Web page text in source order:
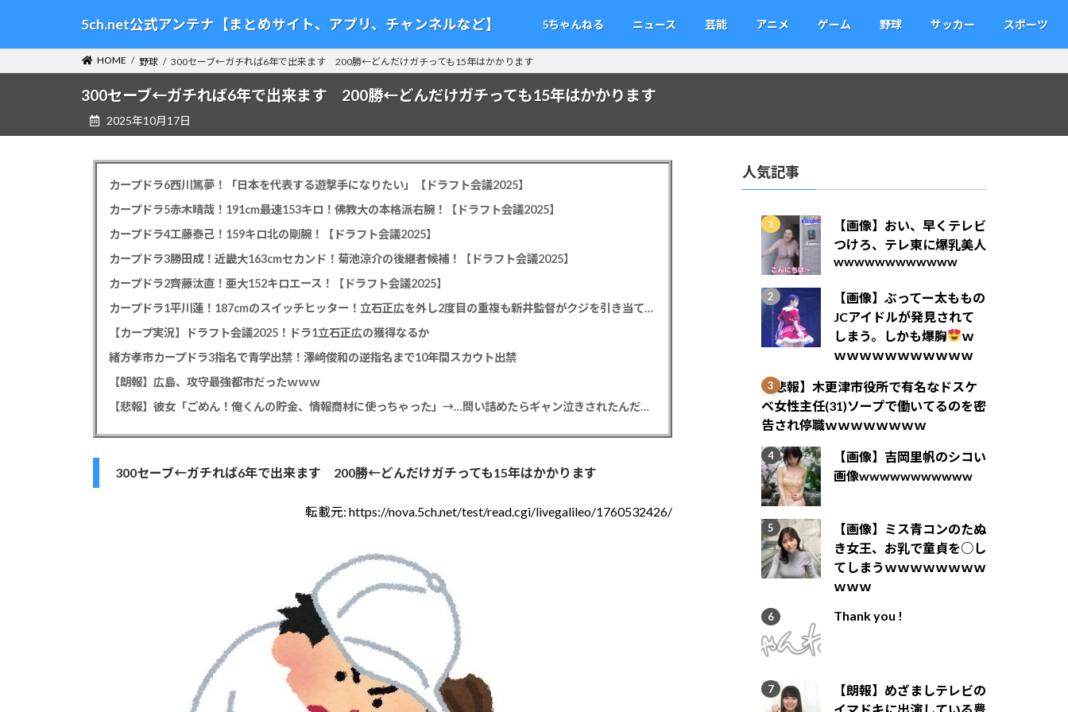
テ
ゲ
5ch.net公式アンテナ【まとめサイト、アプリ、チャンネルなど】 5ちゃんねる ニュース 芸能 アニメ ゲーム 野球 サッカー スポーツ
HOME 野球 300セーブ←ガチれば6年で出来ます 200勝←どんだけガチっても15年はかかります
300セーブ←ガチれば6年で出来ます 200勝←どんだけガチっても15年はかかります
2025年10月17日
カープドラ6西川篤夢！「日本を代表する遊撃手になりたい」【ドラフト会議2025】
カープドラ5赤木晴哉！191cm最速153キロ！佛教大の本格派右腕！【ドラフト会議2025】
カープドラ4工藤泰己！159キロ北の剛腕！【ドラフト会議2025】
カープドラ3勝田成！近畿大163cmセカンド！菊池涼介の後継者候補！【ドラフト会議2025】
カープドラ2齊藤汰直！亜大152キロエース！【ドラフト会議2025】
カープドラ1平川蓮！187cmのスイッチヒッター！立石正広を外し2度目の重複も新井監督がクジを引き当てる！【ドラフト会議2025】
【カープ実況】ドラフト会議2025！ドラ1立石正広の獲得なるか
緒方孝市カープドラ3指名で青学出禁！澤﨑俊和の逆指名まで10年間スカウト出禁
【朗報】広島、攻守最強都市だったｗｗｗ
【悲報】彼女「ごめん！俺くんの貯金、情報商材に使っちゃった」→…問い詰めたらギャン泣きされたんだが俺が悪いのか？
300セーブ←ガチれば6年で出来ます 200勝←どんだけガチっても15年はかかります
転載元:https://nova.5ch.net/test/read.cgi/livegalileo/1760532426/
人気記事
【画像】おい、早くテレビ
つけろ、テレ東に爆乳美人
wwwwwwwwwwww
【画像】ぶってー太ももの
JCアイドルが発見されて
しまう。しかも爆胸
ｗ
ｗｗｗｗｗｗｗｗｗｗｗ
【悲報】木更津市役所で有名なドスケ
ベ女性主任(31)ソープで働いてるのを密
告され停職ｗｗｗｗｗｗｗｗ
【画像】吉岡里帆のシコい
画像wwwwwwwwwww
【画像】ミス青コンのたぬ
き女王、お乳で童貞を○し
てしまうｗｗｗｗｗｗｗｗ
ｗｗｗ
Thank you !
【朗報】めざましテレビの